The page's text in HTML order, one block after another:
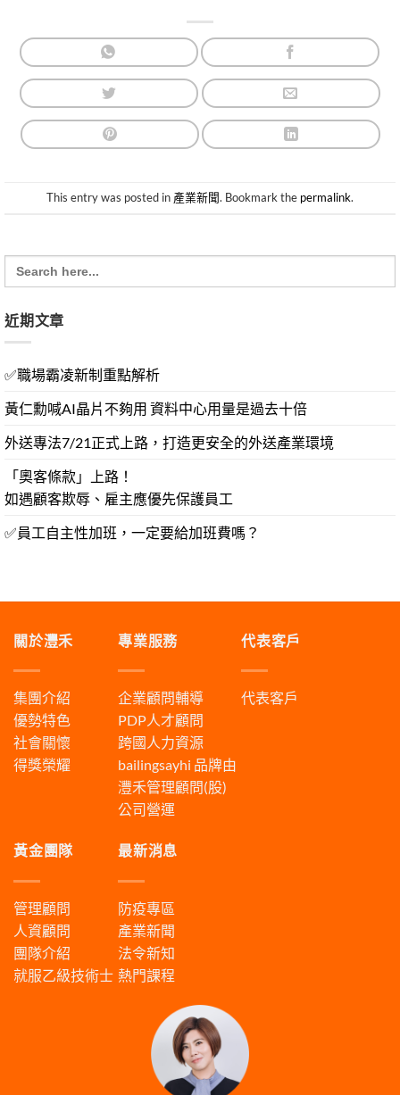
This entry was posted in 產業新聞. Bookmark the permalink.
Search
for:
近期文章
✅職場霸凌新制重點解析
黃仁勳喊AI晶片不夠用 資料中心用量是過去十倍
外送專法7/21正式上路，打造更安全的外送產業環境
「奧客條款」上路！
如遇顧客欺辱、雇主應優先保護員工
✅員工自主性加班，一定要給加班費嗎？
關於灃禾
集團介紹
優勢特色
社會關懷
得獎榮耀
專業服務
企業顧問輔導
PDP人才顧問
跨國人力資源
bailingsayhi 品牌由
灃禾管理顧問(股)
公司營運
代表客戶
代表客戶
黃金團隊
管理顧問
人資顧問
團隊介紹
就服乙級技術士
最新消息
防疫專區
產業新聞
法令新知
熱門課程